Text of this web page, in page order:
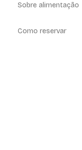
Sobre alimentação
Como reservar